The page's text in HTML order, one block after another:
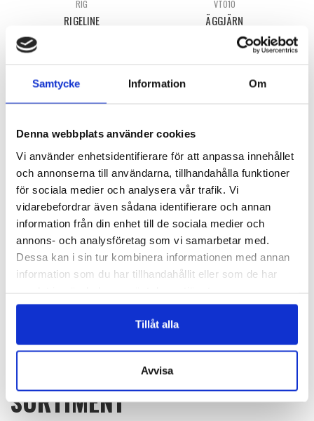
Samtycke Information Om
Denna webbplats använder cookies
Vi använder enhetsidentifierare för att anpassa innehållet
och annonserna till användarna, tillhandahålla funktioner
för sociala medier och analysera vår trafik. Vi
vidarebefordrar även sådana identifierare och annan
information från din enhet till de sociala medier och
annons- och analysföretag som vi samarbetar med.
Dessa kan i sin tur kombinera informationen med annan
information som du har tillhandahållit eller som de har
Tillåt alla
Avvisa
RIG
RIGELINE
VT010
ÄGGJÄRN
Logga in för att se pris
READ MORE
B501
HATTREM – B40MM
Logga in för att se pris
KL3
KARKASLÅS MED STOPP – 1.5
MM
Logga in för att se pris
SORTIMENT